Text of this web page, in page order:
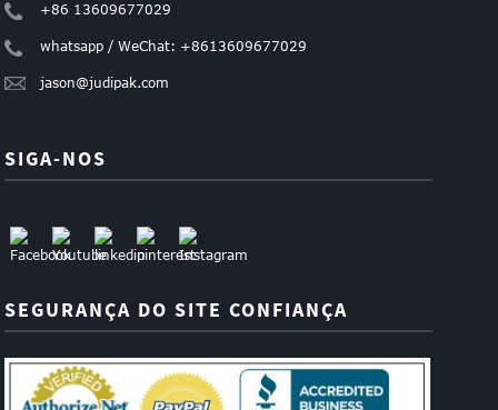
+86 13609677029
whatsapp / WeChat: +8613609677029
jason@judipak.com
SIGA-NOS
SEGURANÇA DO SITE CONFIANÇA